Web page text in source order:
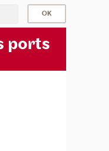
ports